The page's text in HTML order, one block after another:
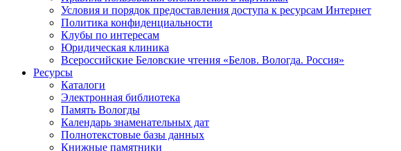
Условия и порядок предоставления доступа к ресурсам Интернет
Политика конфиденциальности
Клубы по интересам
Юридическая клиника
Всероссийские Беловские чтения «Белов. Вологда. Россия»
Ресурсы
Каталоги
Электронная библиотека
Память Вологды
Календарь знаменательных дат
Полнотекстовые базы данных
Книжные памятники